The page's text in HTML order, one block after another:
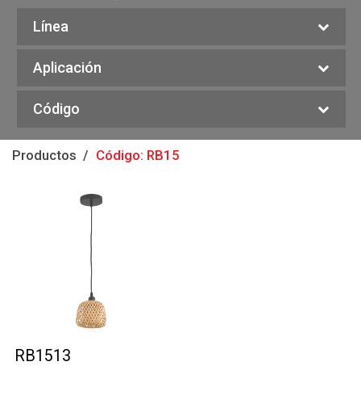
Línea
Aplicación
Código
Productos Código: RB15
RB1513